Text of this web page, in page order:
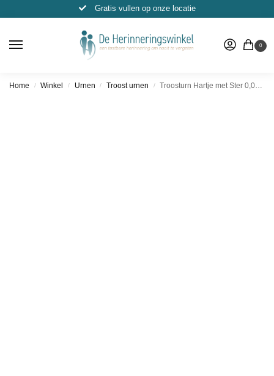
Gratis vullen op onze locatie
0
Home / Winkel / Urnen / Troost urnen / Troosturn Hartje met Ster 0,05L – (Mini urn)